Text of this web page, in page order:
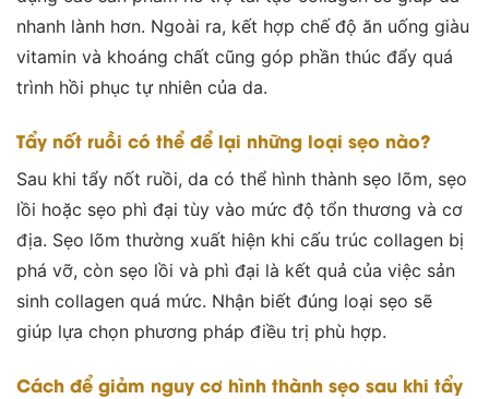
nhanh lành hơn. Ngoài ra, kết hợp chế độ ăn uống giàu
vitamin và khoáng chất cũng góp phần thúc đẩy quá
trình hồi phục tự nhiên của da.
Tẩy nốt ruồi có thể để lại những loại sẹo nào?
Sau khi tẩy nốt ruồi, da có thể hình thành sẹo lõm, sẹo
lồi hoặc sẹo phì đại tùy vào mức độ tổn thương và cơ
địa. Sẹo lõm thường xuất hiện khi cấu trúc collagen bị
phá vỡ, còn sẹo lồi và phì đại là kết quả của việc sản
sinh collagen quá mức. Nhận biết đúng loại sẹo sẽ
giúp lựa chọn phương pháp điều trị phù hợp.
Cách để giảm nguy cơ hình thành sẹo sau khi tẩy